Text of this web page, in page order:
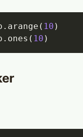
. arange ( 10 )
. ones ( 10 )